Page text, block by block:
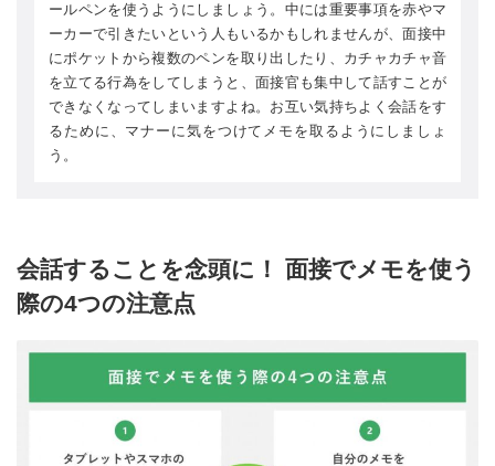
ールペンを使うようにしましょう。中には重要事項を赤やマ
ーカーで引きたいという人もいるかもしれませんが、面接中
にポケットから複数のペンを取り出したり、カチャカチャ音
を立てる行為をしてしまうと、面接官も集中して話すことが
できなくなってしまいますよね。お互い気持ちよく会話をす
るために、マナーに気をつけてメモを取るようにしましょ
う。
会話することを念頭に！ 面接でメモを使う
際の4つの注意点